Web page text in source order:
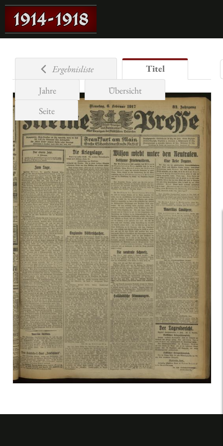
Ergebnisliste
Titel
Jahre
Übersicht
Seite